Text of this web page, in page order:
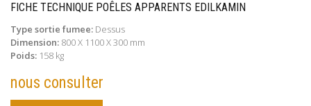
FICHE TECHNIQUE POÊLES APPARENTS EDILKAMIN
Type sortie fumee: Dessus
Dimension: 800 X 1100 X 300 mm
Poids: 158 kg
nous consulter